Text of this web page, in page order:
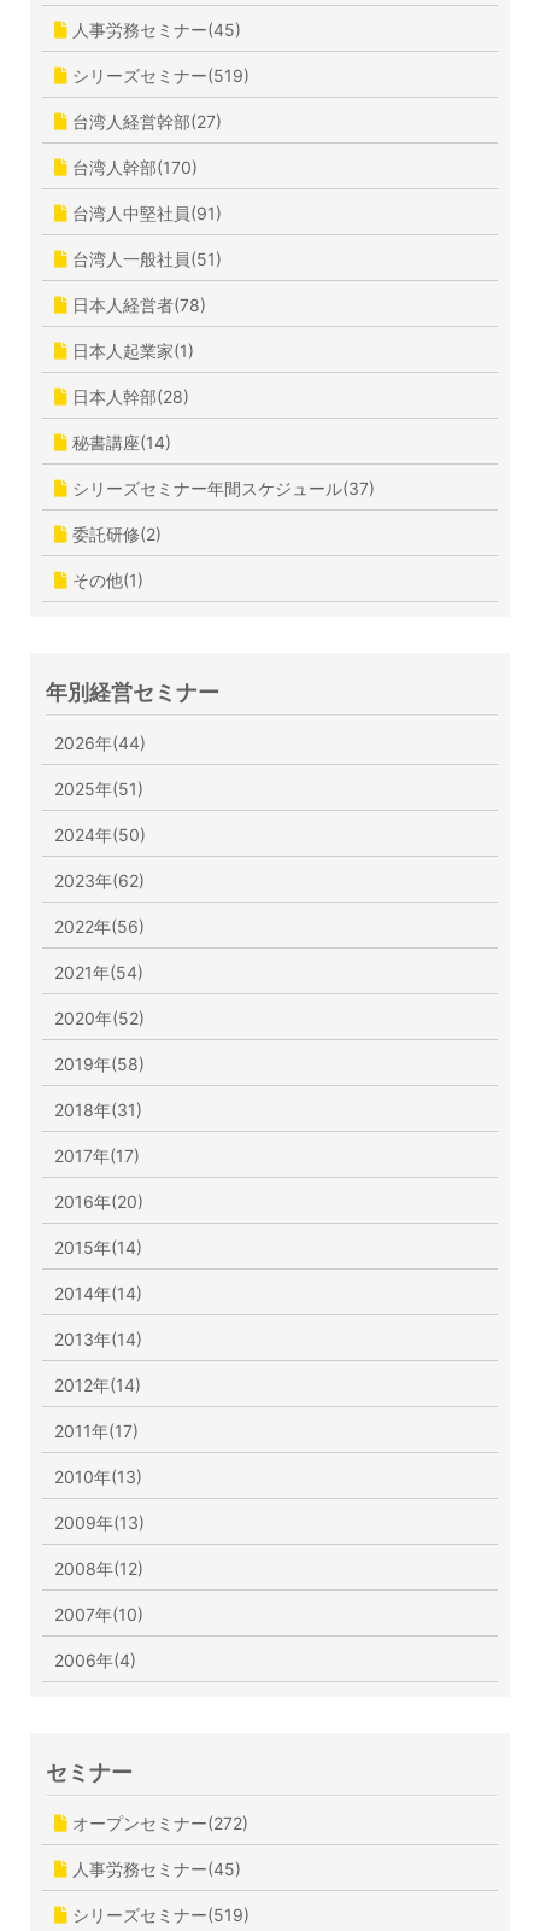
人事労務セミナー(45)
シリーズセミナー(519)
台湾人経営幹部(27)
台湾人幹部(170)
台湾人中堅社員(91)
台湾人一般社員(51)
日本人経営者(78)
日本人起業家(1)
日本人幹部(28)
秘書講座(14)
シリーズセミナー年間スケジュール(37)
委託研修(2)
その他(1)
年別経営セミナー
2026年(44)
2025年(51)
2024年(50)
2023年(62)
2022年(56)
2021年(54)
2020年(52)
2019年(58)
2018年(31)
2017年(17)
2016年(20)
2015年(14)
2014年(14)
2013年(14)
2012年(14)
2011年(17)
2010年(13)
2009年(13)
2008年(12)
2007年(10)
2006年(4)
セミナー
オープンセミナー(272)
人事労務セミナー(45)
シリーズセミナー(519)